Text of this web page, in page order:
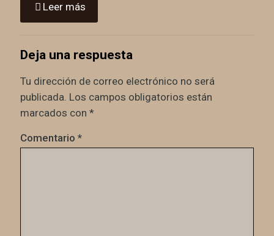
Leer más
Deja una respuesta
Tu dirección de correo electrónico no será
publicada. Los campos obligatorios están
marcados con *
Comentario *